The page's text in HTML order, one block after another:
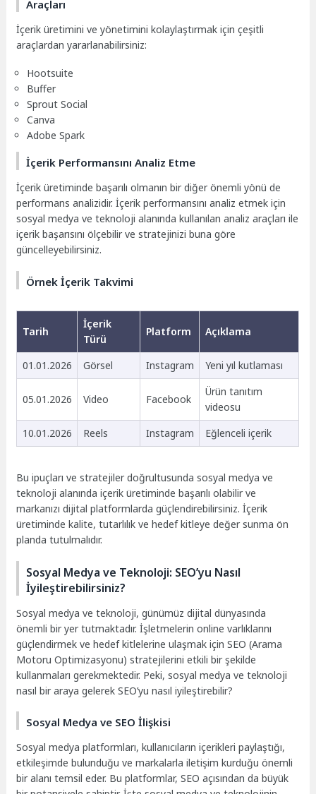
Araçları
İçerik üretimini ve yönetimini kolaylaştırmak için çeşitli
araçlardan yararlanabilirsiniz:
Hootsuite
Buffer
Sprout Social
Canva
Adobe Spark
İçerik Performansını Analiz Etme
İçerik üretiminde başarılı olmanın bir diğer önemli yönü de
performans analizidir. İçerik performansını analiz etmek için
sosyal medya ve teknoloji alanında kullanılan analiz araçları ile
içerik başarısını ölçebilir ve stratejinizi buna göre
güncelleyebilirsiniz.
Örnek İçerik Takvimi
Tarih
İçerik
Türü
Platform Açıklama
01.01.2026 Görsel Instagram Yeni yıl kutlaması
05.01.2026 Video Facebook
Ürün tanıtım
videosu
10.01.2026
Reels Instagram Eğlenceli içerik
Bu ipuçları ve stratejiler doğrultusunda sosyal medya ve
teknoloji alanında içerik üretiminde başarılı olabilir ve
markanızı dijital platformlarda güçlendirebilirsiniz. İçerik
üretiminde kalite, tutarlılık ve hedef kitleye değer sunma ön
planda tutulmalıdır.
Sosyal Medya ve Teknoloji: SEO’yu Nasıl
İyileştirebilirsiniz?
Sosyal medya ve teknoloji, günümüz dijital dünyasında
önemli bir yer tutmaktadır. İşletmelerin online varlıklarını
güçlendirmek ve hedef kitlelerine ulaşmak için SEO (Arama
Motoru Optimizasyonu) stratejilerini etkili bir şekilde
kullanmaları gerekmektedir. Peki, sosyal medya ve teknoloji
nasıl bir araya gelerek SEO’yu nasıl iyileştirebilir?
Sosyal Medya ve SEO İlişkisi
Sosyal medya platformları, kullanıcıların içerikleri paylaştığı,
etkileşimde bulunduğu ve markalarla iletişim kurduğu önemli
bir alanı temsil eder. Bu platformlar, SEO açısından da büyük